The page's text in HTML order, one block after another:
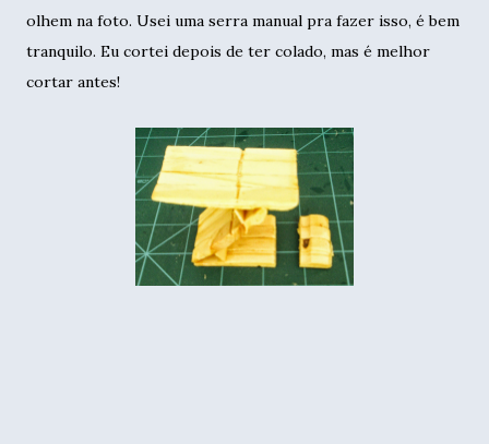
olhem na foto. Usei uma serra manual pra fazer isso, é bem
tranquilo. Eu cortei depois de ter colado, mas é melhor
cortar antes!